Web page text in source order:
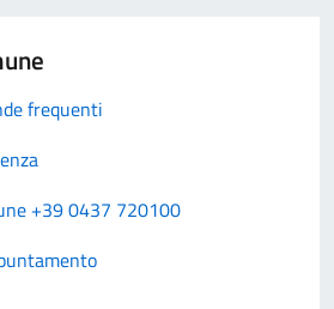
frequenti
+39 0437 720100